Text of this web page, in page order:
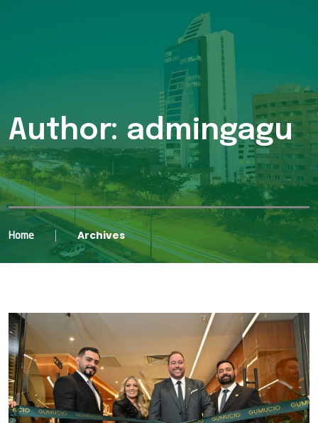
Author: admingagu
Home Archives